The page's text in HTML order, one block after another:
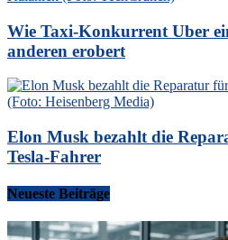
Wie Taxi-Konkurrent Uber
anderen erobert
Elon Musk bezahlt die
Tesla-Fahrer
Neueste Beiträge